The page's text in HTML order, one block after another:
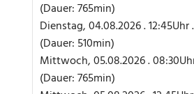
(Dauer: 765min)
Dienstag, 04.08.2026 . 12:45Uhr .
(Dauer: 510min)
Mittwoch, 05.08.2026 .
(Dauer: 765min)